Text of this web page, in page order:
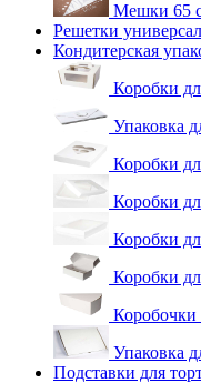
Мешки 65
Решетки
Кондитерская
Коробки
Упаковка
Коробки
Коробки
Коробки
Коробки
Коробочки
Упаковка
Подставки для